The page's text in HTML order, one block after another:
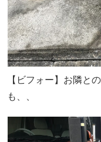
【ビフォー】お隣と
も、、